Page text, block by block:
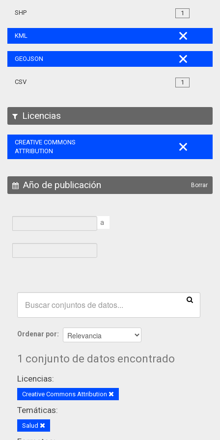
1
SHP
KML
GEOJSON
1
CSV
Licencias
CREATIVE COMMONS
ATTRIBUTION
Año de publicación Borrar
a
Ordenar por
1 conjunto de datos encontrado
Licencias:
Creative Commons Attribution
Temáticas:
Salud